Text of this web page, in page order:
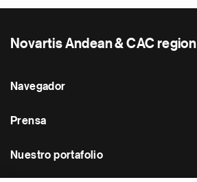
Novartis Andean & CAC region
Navegador
Prensa
Nuestro portafolio